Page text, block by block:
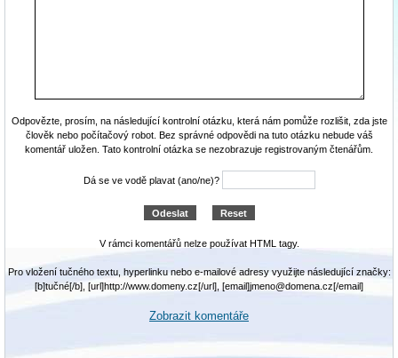
Odpovězte, prosím, na následující kontrolní otázku, která nám pomůže rozlišit, zda jste
člověk nebo počítačový robot. Bez správné odpovědi na tuto otázku nebude váš
komentář uložen. Tato kontrolní otázka se nezobrazuje registrovaným čtenářům.
Dá se ve vodě plavat (ano/ne)?
V rámci komentářů nelze používat HTML tagy.
Pro vložení tučného textu, hyperlinku nebo e-mailové adresy využijte následující značky:
[b]tučné[/b], [url]http://www.domeny.cz[/url], [email]jmeno@domena.cz[/email]
Zobrazit komentáře